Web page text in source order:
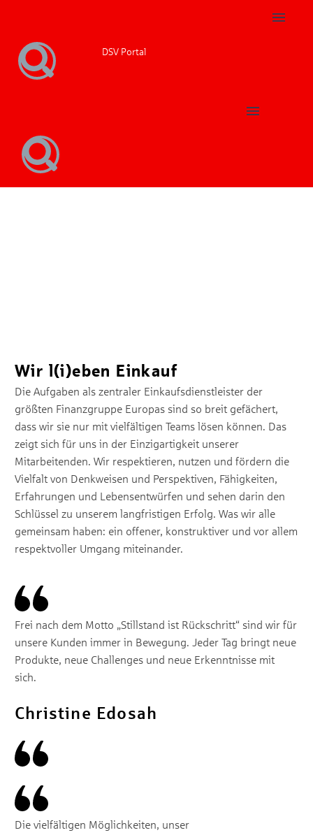
DSV Portal
Wir l(i)eben Einkauf
Die Aufgaben als zentraler Einkaufsdienstleister der
größten Finanzgruppe Europas sind so breit gefächert,
dass wir sie nur mit vielfältigen Teams lösen können. Das
zeigt sich für uns in der Einzigartigkeit unserer
Mitarbeitenden. Wir respektieren, nutzen und fördern die
Vielfalt von Denkweisen und Perspektiven, Fähigkeiten,
Erfahrungen und Lebensentwürfen und sehen darin den
Schlüssel zu unserem langfristigen Erfolg. Was wir alle
gemeinsam haben: ein offener, konstruktiver und vor allem
respektvoller Umgang miteinander.
Frei nach dem Motto „Stillstand ist Rückschritt“ sind wir für
unsere Kunden immer in Bewegung. Jeder Tag bringt neue
Produkte, neue Challenges und neue Erkenntnisse mit
sich.
Christine Edosah
Die vielfältigen Möglichkeiten, unser